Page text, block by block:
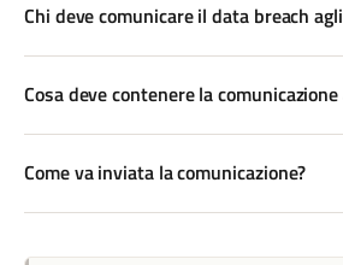
Chi deve comunicare il data breach
Cosa deve contenere la
Come va inviata la comunicazione?